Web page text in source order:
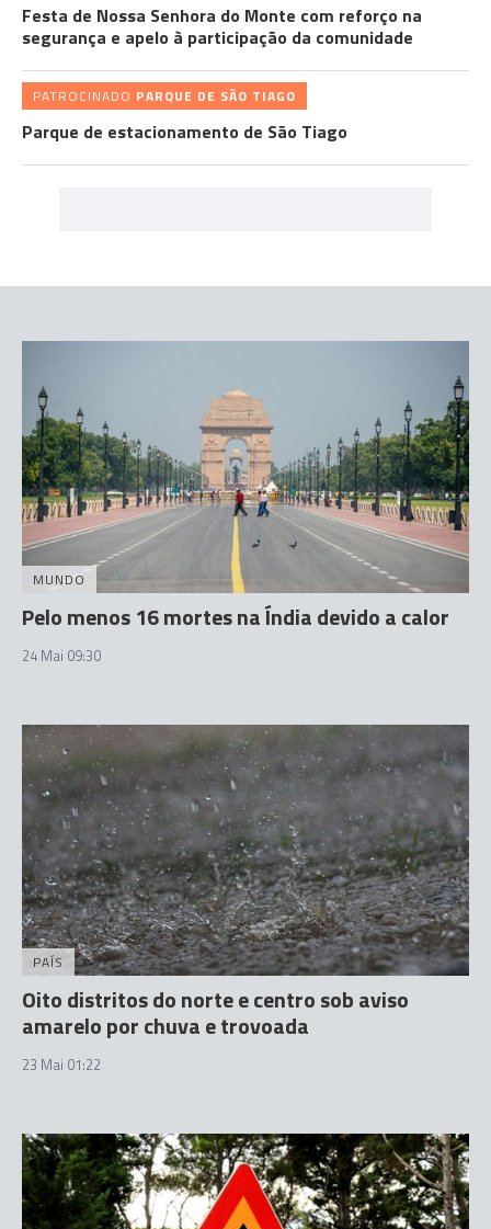
Festa de Nossa Senhora do Monte com reforço na
segurança e apelo à participação da comunidade
PATROCINADO PARQUE DE SÃO TIAGO
Parque de estacionamento de São Tiago
MUNDO
Pelo menos 16 mortes na Índia devido a calor
24 Mai 09:30
PAÍS
Oito distritos do norte e centro sob aviso
amarelo por chuva e trovoada
23 Mai 01:22